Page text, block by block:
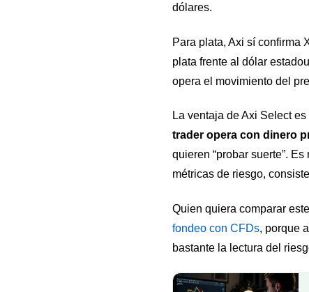
dólares.
Para plata, Axi sí confirma
plata frente al dólar
opera el movimiento del
La ventaja de Axi Select
trader opera con dinero
quieren “probar suerte”.
métricas de riesgo,
Quien quiera comparar
fondeo con CFDs, porque
bastante la lectura del